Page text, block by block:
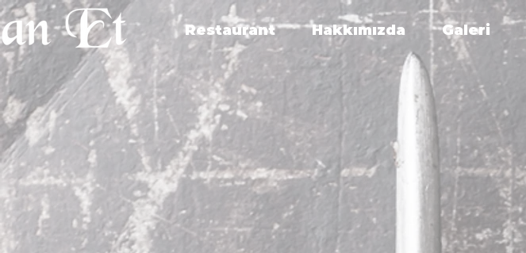
Restaurant Hakkımızda Galeri